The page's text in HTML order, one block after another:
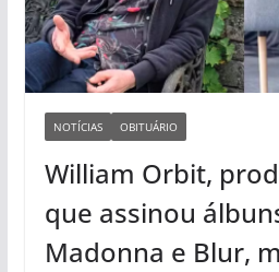
NOTÍCIAS OBITUÁRIO
William Orbit,
que assinou
Madonna e Blur,